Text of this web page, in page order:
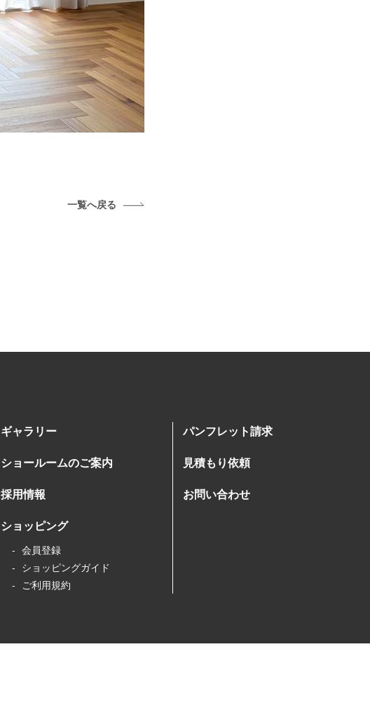
一覧へ戻る
ギャラリー
ショールームのご案内
採用情報
ショッピング
会員登録
ショッピングガイド
ご利用規約
パンフレット請求
見積もり依頼
お問い合わせ